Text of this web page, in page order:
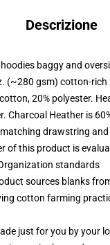
Descrizione
baggy and
(~280 gsm) cotton-rich
20% polyester.
Charcoal Heather is
drawstring
of this product is
standards
sources blanks
cotton farming
just for you by your